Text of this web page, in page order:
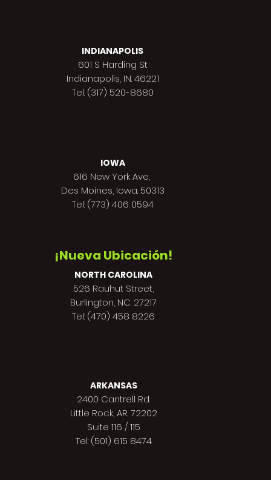
INDIANAPOLIS
601 S Harding St
Indianapolis, IN. 46221
Tel. (317) 520-8680
IOWA
616 New York Ave,
Des Moines, Iowa. 50313
Tel: (773) 406 0594
¡Nueva Ubicación!
NORTH CAROLINA
526 Rauhut Street,
Burlington, NC. 27217
Tel: (470) 458 8226
ARKANSAS
2400 Cantrell Rd.
Little Rock, AR. 72202
Suite 116 / 115
Tel: (501) 615 8474